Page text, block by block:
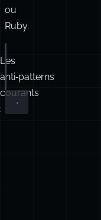
ou
Ruby.
Les
anti‑patterns
courants
:
Promise.